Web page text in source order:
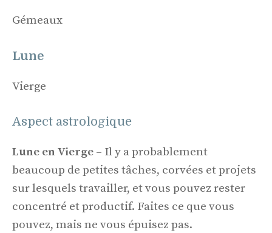
Gémeaux
Lune
Vierge
Aspect astrologique
Lune en Vierge – Il y a probablement
beaucoup de petites tâches, corvées et projets
sur lesquels travailler, et vous pouvez rester
concentré et productif. Faites ce que vous
pouvez, mais ne vous épuisez pas.